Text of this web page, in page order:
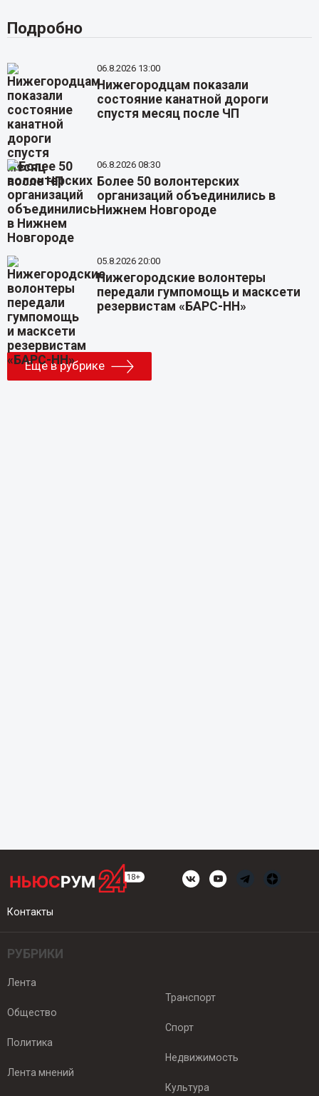
Подробно
06.8.2026 13:00
Нижегородцам показали
состояние канатной дороги
спустя месяц после ЧП
06.8.2026 08:30
Более 50 волонтерских
организаций объединились в
Нижнем Новгороде
05.8.2026 20:00
Нижегородские волонтеры
передали гумпомощь и масксети
резервистам «БАРС-НН»
Еще в рубрике
Контакты
РУБРИКИ
Лента
Общество
Политика
Лента мнений
Транспорт
Спорт
Недвижимость
Культура